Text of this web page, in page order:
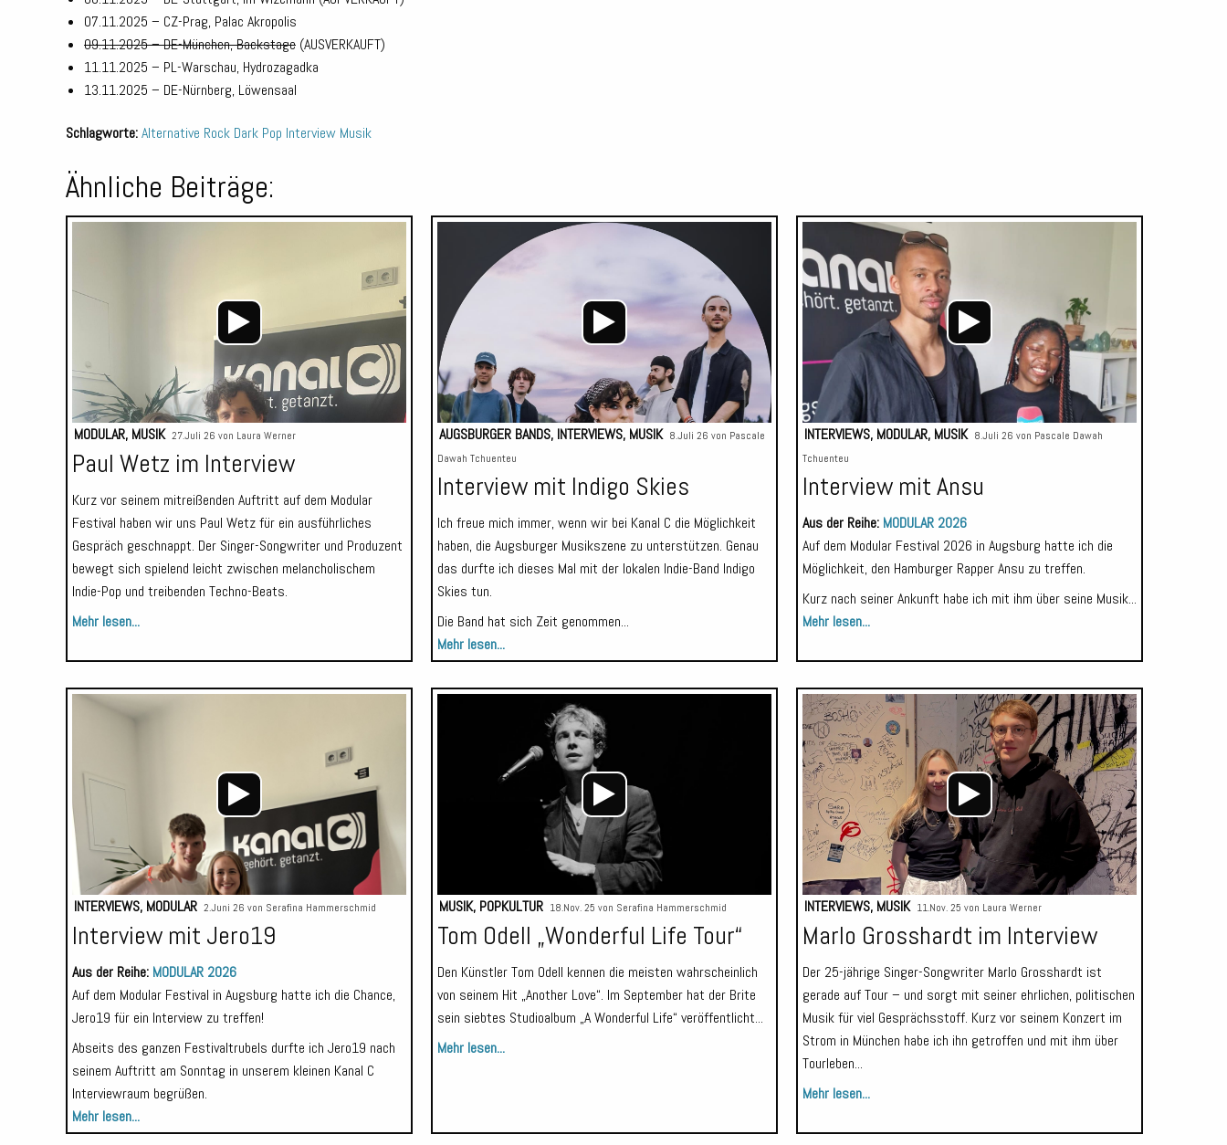
07.11.2025 – CZ-Prag, Palac Akropolis
09.11.2025 – DE-München, Backstage (AUSVERKAUFT)
11.11.2025 – PL-Warschau, Hydrozagadka
13.11.2025 – DE-Nürnberg, Löwensaal
Schlagworte:Alternative Rock Dark Pop Interview Musik
Ähnliche Beiträge:
MODULAR, MUSIK 27.Juli 26 von Laura Werner
Paul Wetz im Interview
Kurz vor seinem mitreißenden Auftritt auf dem Modular
Festival haben wir uns Paul Wetz für ein ausführliches
Gespräch geschnappt. Der Singer-Songwriter und Produzent
bewegt sich spielend leicht zwischen melancholischem
Indie-Pop und treibenden Techno-Beats.
Mehr lesen...
Player
AUGSBURGER BANDS, INTERVIEWS, MUSIK 8.Juli 26 von Pascale
Dawah Tchuenteu
Interview mit Indigo Skies
Ich freue mich immer, wenn wir bei Kanal C die Möglichkeit
haben, die Augsburger Musikszene zu unterstützen. Genau
das durfte ich dieses Mal mit der lokalen Indie-Band Indigo
Skies tun.
Die Band hat sich Zeit genommen...
Mehr lesen...
INTERVIEWS, MODULAR, MUSIK 8.Juli 26 von Pascale Dawah
Tchuenteu
Interview mit Ansu
Aus der Reihe: MODULAR 2026
Auf dem Modular Festival 2026 in Augsburg hatte ich die
Möglichkeit, den Hamburger Rapper Ansu zu treffen.
Kurz nach seiner Ankunft habe ich mit ihm über seine Musik...
Mehr lesen...
INTERVIEWS, MODULAR 2.Juni 26 von Serafina Hammerschmid
Interview mit Jero19
Aus der Reihe: MODULAR 2026
Auf dem Modular Festival in Augsburg hatte ich die Chance,
Jero19 für ein Interview zu treffen!
Abseits des ganzen Festivaltrubels durfte ich Jero19 nach
seinem Auftritt am Sonntag in unserem kleinen Kanal C
Interviewraum begrüßen.
Mehr lesen...
Audio-
Player
MUSIK, POPKULTUR 18.Nov. 25 von Serafina Hammerschmid
Tom Odell „Wonderful Life Tour“
Den Künstler Tom Odell kennen die meisten wahrscheinlich
von seinem Hit „Another Love“. Im September hat der Brite
sein siebtes Studioalbum „A Wonderful Life“ veröffentlicht...
Mehr lesen...
Audio-
Player
INTERVIEWS, MUSIK 11.Nov. 25 von Laura Werner
Marlo Grosshardt im Interview
Der 25-jährige Singer-Songwriter Marlo Grosshardt ist
gerade auf Tour – und sorgt mit seiner ehrlichen, politischen
Musik für viel Gesprächsstoff. Kurz vor seinem Konzert im
Strom in München habe ich ihn getroffen und mit ihm über
Tourleben...
Mehr lesen...